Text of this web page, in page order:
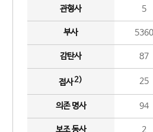
관형사 5
부사 5360
감탄사 87
접사2) 25
의존 명사 94
보조 동사 2